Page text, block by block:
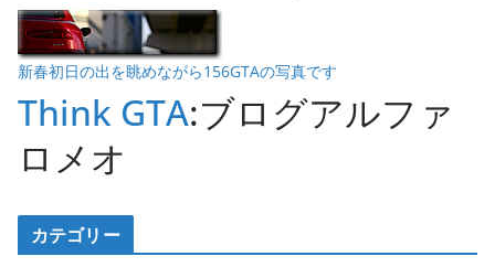
新春初日の出を眺めながら156GTAの写真です
Think GTA:ブログアルファ
ロメオ
カテゴリー